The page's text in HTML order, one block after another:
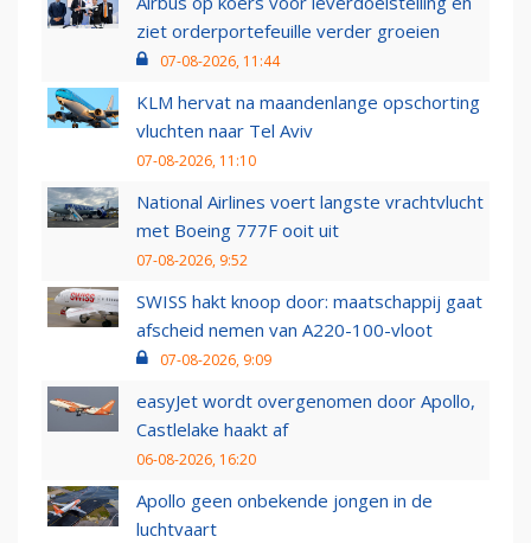
ziet orderportefeuille verder groeien
07-08-2026, 11:44
KLM hervat na maandenlange opschorting
vluchten naar Tel Aviv
07-08-2026, 11:10
National Airlines voert langste vrachtvlucht
met Boeing 777F ooit uit
07-08-2026, 9:52
SWISS hakt knoop door: maatschappij gaat
afscheid nemen van A220-100-vloot
07-08-2026, 9:09
easyJet wordt overgenomen door Apollo,
Castlelake haakt af
06-08-2026, 16:20
Apollo geen onbekende jongen in de
luchtvaart